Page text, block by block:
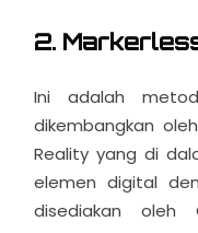
2.
Ini adalah
dikembangkan
Reality yang di
elemen digital
disediakan oleh